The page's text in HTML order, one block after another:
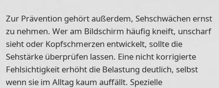
Zur Prävention gehört außerdem, Sehschwächen ernst
zu nehmen. Wer am Bildschirm häufig kneift, unscharf
sieht oder Kopfschmerzen entwickelt, sollte die
Sehstärke überprüfen lassen. Eine nicht korrigierte
Fehlsichtigkeit erhöht die Belastung deutlich, selbst
wenn sie im Alltag kaum auffällt. Spezielle